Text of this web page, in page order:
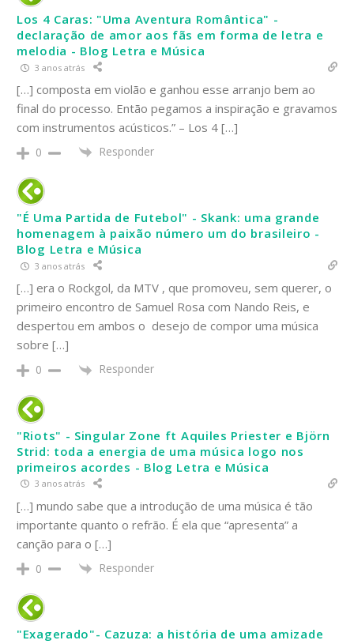
Los 4 Caras: "Uma Aventura Romântica" -
declaração de amor aos fãs em forma de letra e
melodia - Blog Letra e Música
3 anos atrás
[…] composta em violão e ganhou esse arranjo bem ao
final do processo. Então pegamos a inspiração e gravamos
com instrumentos acústicos.” – Los 4 […]
0 Responder
"É Uma Partida de Futebol" - Skank: uma grande
homenagem à paixão número um do brasileiro -
Blog Letra e Música
3 anos atrás
[…] era o Rockgol, da MTV , que promoveu, sem querer, o
primeiro encontro de Samuel Rosa com Nando Reis, e
despertou em ambos o desejo de compor uma música
sobre […]
0 Responder
"Riots" - Singular Zone ft Aquiles Priester e Björn
Strid: toda a energia de uma música logo nos
primeiros acordes - Blog Letra e Música
3 anos atrás
[…] mundo sabe que a introdução de uma música é tão
importante quanto o refrão. É ela que “apresenta” a
canção para o […]
0 Responder
"Exagerado"- Cazuza: a história de uma amizade